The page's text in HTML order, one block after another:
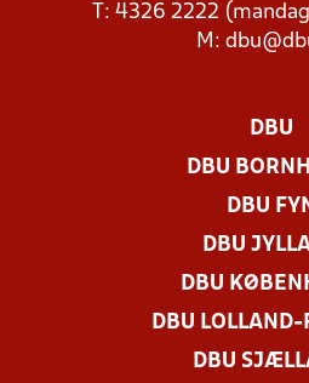
T: 4326 2222
M:
DBU
DBU
DBU
DBU
DBU
DBU LOLLAND-
DBU